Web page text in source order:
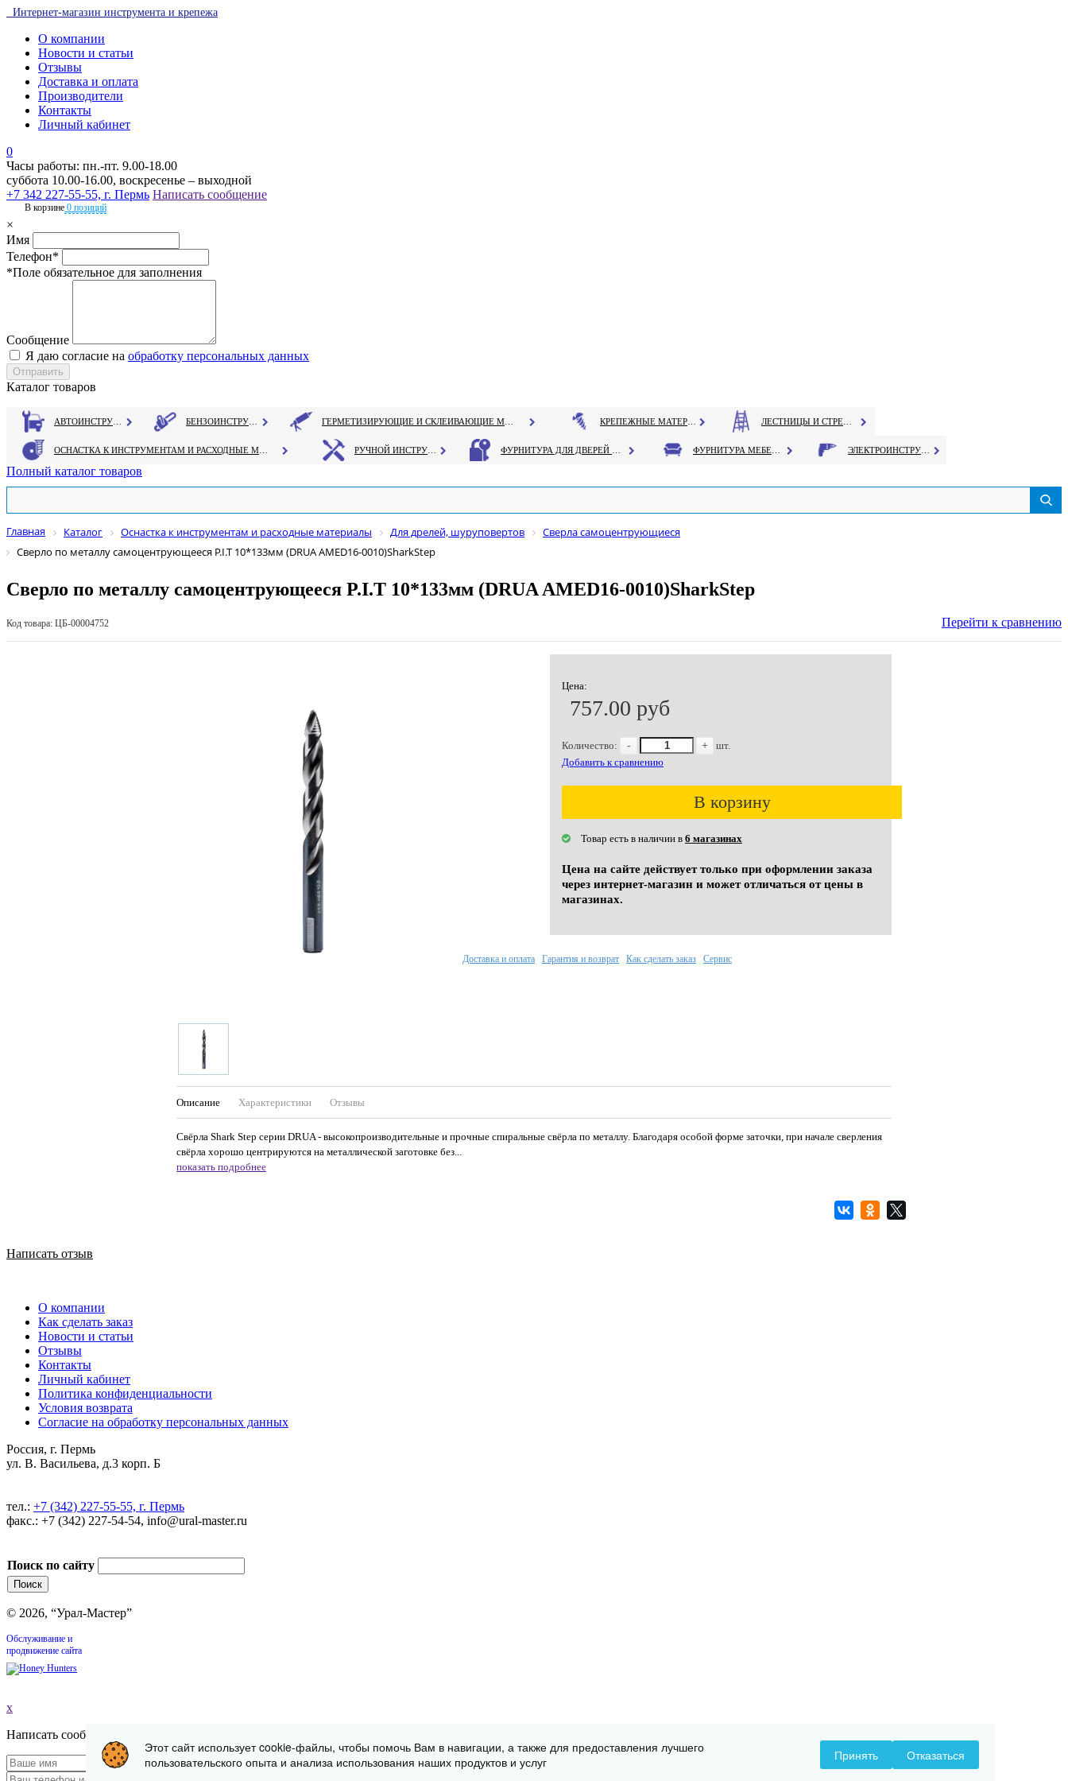
Интернет-магазин инструмента и крепежа
О компании
Новости и статьи
Отзывы
Доставка и оплата
Производители
Контакты
Личный кабинет
0
Часы работы: пн.-пт. 9.00-18.00
суббота 10.00-16.00, воскресенье – выходной
+7 342 227-55-55, г. Пермь Написать сообщение
В корзине 0 позиций
×
Имя
Телефон*
*Поле обязательное для заполнения
Сообщение
Я даю согласие на обработку персональных данных
Каталог товаров
Полный каталог товаров
Главная Каталог Оснастка к инструментам и расходные материалы Для дрелей, шуруповертов
Сверла самоцентрующиеся
Сверло по металлу самоцентрующееся P.I.T 10*133мм (DRUA AMED16-0010)SharkStep
Сверло по металлу самоцентрующееся P.I.T 10*133мм (DRUA AMED16-0010)SharkStep
Код товара: ЦБ-00004752 Перейти к сравнению
Цена:
757.00 руб
Количество: - +
шт.
Добавить к сравнению
В корзину
Товар есть в наличии в 6 магазинах
Цена на сайте действует только при оформлении заказа
через интернет-магазин и может отличаться от цены в
магазинах.
Описание Характеристики Отзывы
Свёрла Shark Step серии DRUA - высокопроизводительные и прочные спиральные свёрла по металлу. Благодаря особой форме заточки, при начале сверления
свёрла хорошо центрируются на металлической заготовке без...
показать подробнее
Доставка и оплата Гарантия и возврат Как сделать заказ Сервис
Написать отзыв
О компании
Как сделать заказ
Новости и статьи
Отзывы
Контакты
Личный кабинет
Политика конфиденциальности
Условия возврата
Согласие на обработку персональных данных
Россия, г. Пермь
ул. В. Васильева, д.3 корп. Б
тел.: +7 (342) 227-55-55, г. Пермь
факс.: +7 (342) 227-54-54, info@ural-master.ru
Поиск по сайту
© 2026, “Урал-Мастер”
Обслуживание и
продвижение сайта
x
Написать сообщение
Этот сайт использует cookie-файлы, чтобы помочь Вам в навигации, а также для предоставления лучшего
пользовательского опыта и анализа использования наших продуктов и услуг
Принять Отказаться